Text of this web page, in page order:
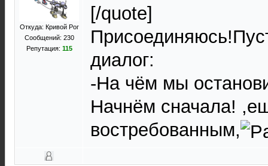
Откуда: Кривой Рог
Сообщений: 230
Репутация: 115
[/quote]
диалог:
-На чём мы
Начнём сначала!
востребованным,